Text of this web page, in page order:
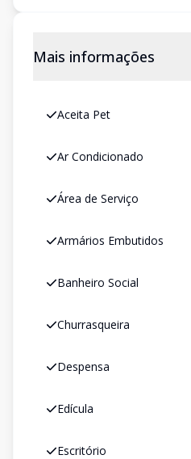
Mais informações
Aceita Pet
Ar Condicionado
Área de Serviço
Armários Embutidos
Banheiro Social
Churrasqueira
Despensa
Edícula
Escritório